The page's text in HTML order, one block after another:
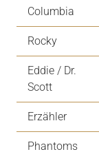
Columbia
Rocky
Eddie / Dr.
Scott
Erzähler
Phantoms